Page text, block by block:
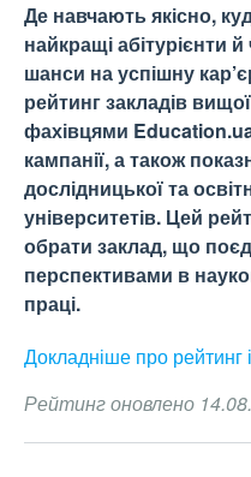
Де навчають якісно,
найкращі абітурієнти
шанси на успішну
рейтинг закладів
фахівцями
кампанії, а також
дослідницької та
університетів. Цей
обрати заклад, що
перспективами в
праці.
Докладніше про рейтинг
Рейтинг оновлено